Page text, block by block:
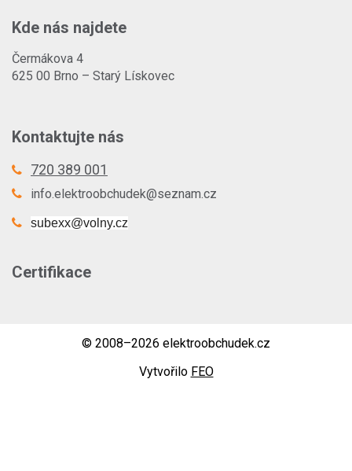
Kde nás najdete
Čermákova 4
625 00 Brno – Starý Lískovec
Kontaktujte nás
720 389 001
info.elektroobchudek@seznam.cz
subexx@volny.cz
Certifikace
© 2008–2026 elektroobchudek.cz
Vytvořilo FEO